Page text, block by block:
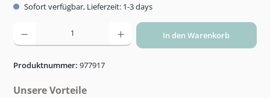
Sofort verfügbar, Lieferzeit: 1-3 days
Produkt Anzahl: Gib den gewünschten Wert ein oder benutze die Schaltflächen um die
In den Warenkorb
Produktnummer: 977917
Unsere Vorteile